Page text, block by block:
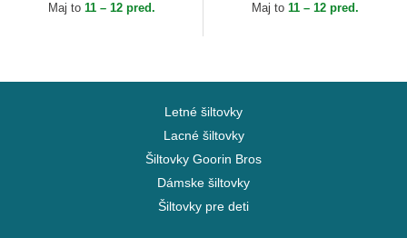
Maj to 11 – 12 pred. Maj to 11 – 12 pred.
Letné šiltovky
Lacné šiltovky
Šiltovky Goorin Bros
Dámske šiltovky
Šiltovky pre deti